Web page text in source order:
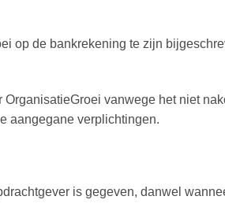
op de bankrekening te zijn
vanwege het niet
aangegane verplichtingen.
is gegeven, danwel